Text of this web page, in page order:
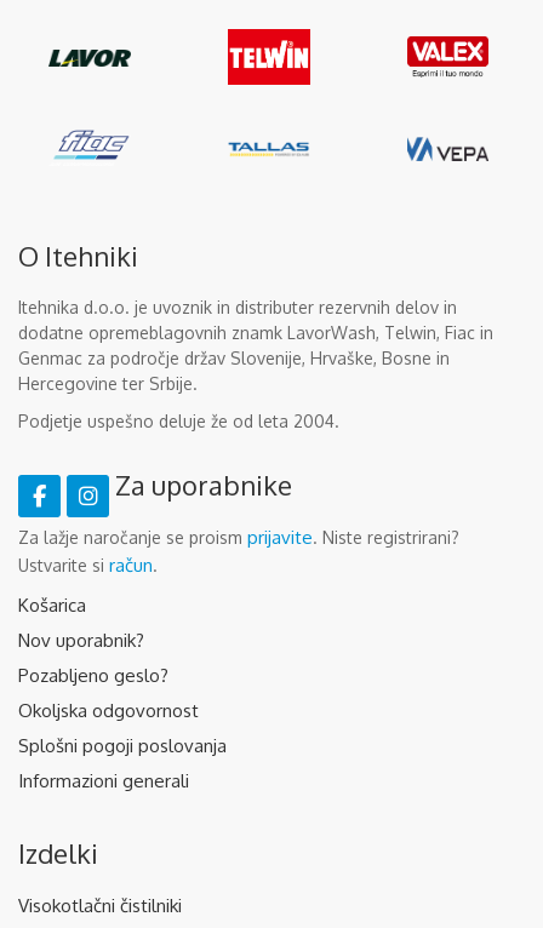
O Itehniki
Itehnika d.o.o. je uvoznik in distributer rezervnih delov in
dodatne opremeblagovnih znamk LavorWash, Telwin, Fiac in
Genmac za področje držav Slovenije, Hrvaške, Bosne in
Hercegovine ter Srbije.
Podjetje uspešno deluje že od leta 2004.
Za uporabnike
Za lažje naročanje se proism prijavite. Niste registrirani?
Ustvarite si račun.
Košarica
Nov uporabnik?
Pozabljeno geslo?
Okoljska odgovornost
Splošni pogoji poslovanja
Informazioni generali
Izdelki
Visokotlačni čistilniki